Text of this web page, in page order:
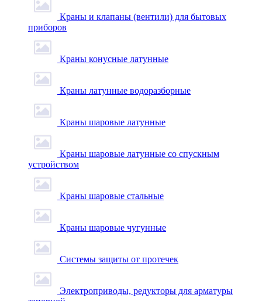
Краны и клапаны (вентили) для бытовых
приборов
Краны конусные латунные
Краны латунные водоразборные
Краны шаровые латунные
Краны шаровые латунные со спускным
устройством
Краны шаровые стальные
Краны шаровые чугунные
Системы защиты от протечек
Электроприводы, редукторы для арматуры